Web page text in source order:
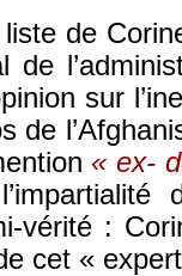
de
de
sur
de
« ex-
vérité :
cet «